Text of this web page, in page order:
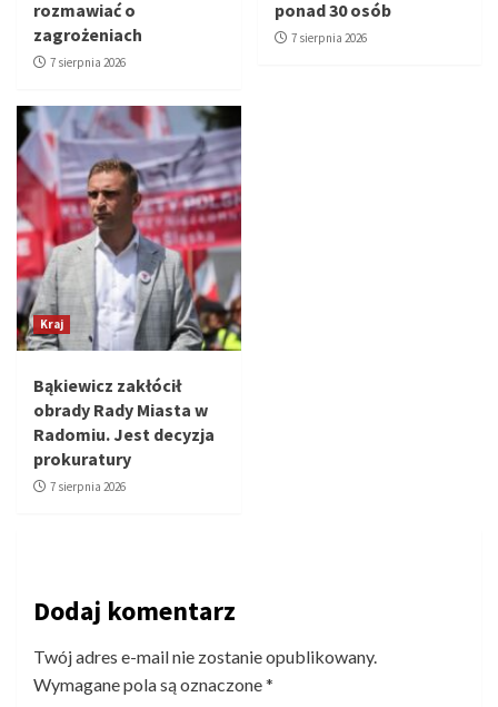
rozmawiać o
zagrożeniach
7 sierpnia 2026
ponad 30 osób
7 sierpnia 2026
Kraj
Bąkiewicz zakłócił
obrady Rady Miasta w
Radomiu. Jest decyzja
prokuratury
7 sierpnia 2026
Dodaj komentarz
Twój adres e-mail nie zostanie opublikowany.
Wymagane pola są oznaczone*